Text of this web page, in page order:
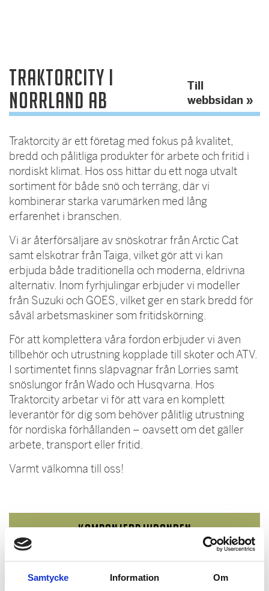
Samtycke Information Om
TRAKTORCITY I
NORRLAND AB
Till
webbsidan »
Traktorcity är ett företag med fokus på kvalitet,
bredd och pålitliga produkter för arbete och fritid i
nordiskt klimat. Hos oss hittar du ett noga utvalt
sortiment för både snö och terräng, där vi
kombinerar starka varumärken med lång
erfarenhet i branschen.
Vi är återförsäljare av snöskotrar från Arctic Cat
samt elskotrar från Taiga, vilket gör att vi kan
erbjuda både traditionella och moderna, eldrivna
alternativ. Inom fyrhjulingar erbjuder vi modeller
från Suzuki och GOES, vilket ger en stark bredd för
såväl arbetsmaskiner som fritidskörning.
För att komplettera våra fordon erbjuder vi även
tillbehör och utrustning kopplade till skoter och ATV.
I sortimentet finns släpvagnar från Lorries samt
snöslungor från Wado och Husqvarna. Hos
Traktorcity arbetar vi för att vara en komplett
leverantör för dig som behöver pålitlig utrustning
för nordiska förhållanden – oavsett om det gäller
arbete, transport eller fritid.
Varmt välkomna till oss!
Kampanjerbjudanden
Fyrhjulingens dag 30:e Maj 2026
Besiktning av ATV